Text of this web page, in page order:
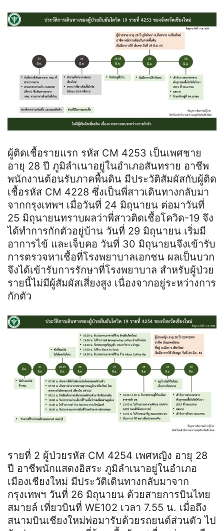
ผู้ติดเชื้อรายแรก รหัส CM 4253 เป็นเพศชาย
อายุ 28 ปี ภูมิลำเนาอยู่ในอำเภอสันทราย อาชีพ
พนักงานต้อนรับภาคพื้นดิน มีประวัติสัมผัสกับผู้ติด
เชื้อรหัส CM 4228 ซึ่งเป็นพี่สาวเดินทางกลับมา
จากกรุงเทพฯ เมื่อวันที่ 24 มิถุนายน ต่อมาวันที่
25 มิถุนายนทราบผลว่าพี่สาวติดเชื้อโควิด-19 จึง
ได้ทำการกักตัวอยู่บ้าน วันที่ 29 มิถุนายน เริ่มมี
อาการไข้ และเจ็บคอ วันที่ 30 มิถุนายนจึงเข้ารับ
การตรวจหาเชื้อที่โรงพยาบาลเอกชน ผลเป็นบวก
จึงได้เข้ารับการรักษาที่โรงพยาบาล สำหรับผู้ป่วย
รายนี้ไม่มีผู้สัมผัสเสี่ยงสูง เนื่องจากอยู่ระหว่างการ
กักตัว
รายที่ 2 ผู้ป่วยรหัส CM 4254 เพศหญิง อายุ 28
ปี อาชีพนักแสดงอิสระ ภูมิลำเนาอยู่ในอำเภอ
เมืองเชียงใหม่ มีประวัติเดินทางกลับมาจาก
กรุงเทพฯ วันที่ 26 มิถุนายน ด้วยสายการบินไทย
สมายล์ เที่ยวบินที่ WE102 เวลา 7.55 น. เมื่อถึง
สนามบินเชียงใหม่พ่อมารับด้วยรถยนต์ส่วนตัว ไป